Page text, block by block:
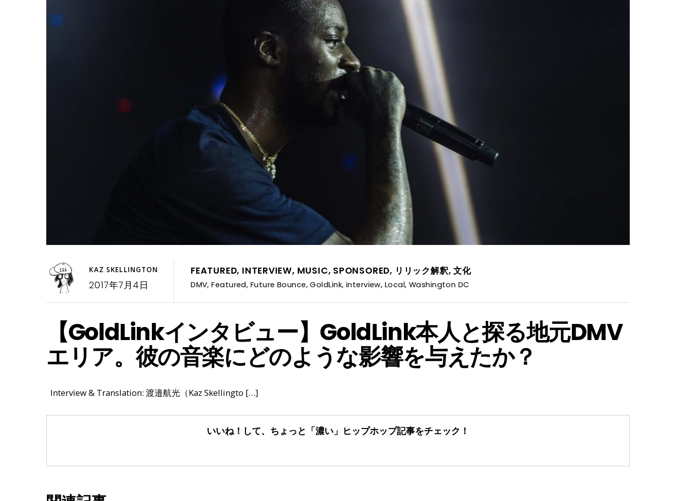
KAZ SKELLINGTON
2017年7月4日
FEATURED, INTERVIEW, MUSIC, SPONSORED, リリック解釈,文化
DMV,Featured, Future Bounce,GoldLink, interview, Local, Washington DC
【GoldLinkインタビュー】GoldLink本人と探る地元DMV
エリア。彼の音楽にどのような影響を与えたか？
Interview & Translation: 渡邉航光（Kaz Skellingto […]
いいね！して、ちょっと「濃い」 ヒップホップ記事をチェック！